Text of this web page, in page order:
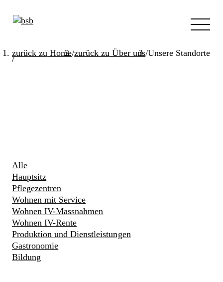
zurück zu Home/zurück zu Über uns/Unsere Standorte
/
Alle
Hauptsitz
Pflegezentren
Wohnen mit Service
Wohnen IV-Massnahmen
Wohnen IV-Rente
Produktion und Dienstleistungen
Gastronomie
Bildung